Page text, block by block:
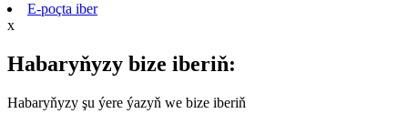
E-poçta iber
x
Habaryňyzy bize iberiň:
Habaryňyzy şu ýere ýazyň we bize iberiň